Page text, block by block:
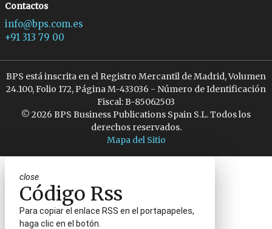
Contactos
info@bps.com.es
+91 313 79 00
BPS está inscrita en el Registro Mercantil de Madrid, Volumen
24.100, Folio 172, Página M-433036 - Número de Identificación
Fiscal: B-85062503
© 2026 BPS Business Publications Spain S.L. Todos los
derechos reservados.
Mapa del Sitio
close
Código Rss
Para copiar el enlace RSS en el portapapeles,
haga clic en el botón.